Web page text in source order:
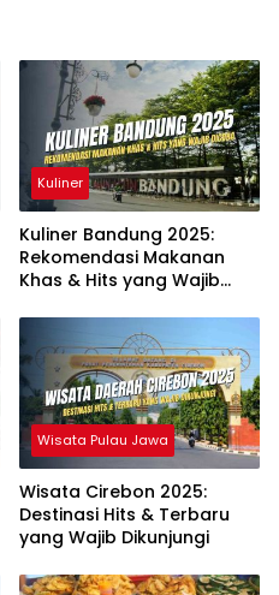
Kuliner
Kuliner Bandung 2025:
Rekomendasi Makanan
Khas & Hits yang Wajib
Wisata Pulau Jawa
Wisata Cirebon 2025:
Destinasi Hits & Terbaru
yang Wajib Dikunjungi